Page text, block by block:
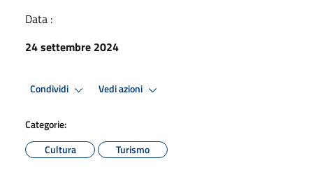
Data :
24 settembre 2024
Condividi Vedi azioni
Categorie:
Cultura
Turismo